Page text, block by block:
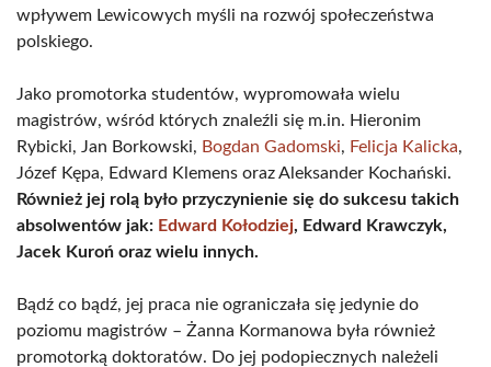
wpływem Lewicowych myśli na rozwój społeczeństwa
polskiego.
Jako promotorka studentów, wypromowała wielu
magistrów, wśród których znaleźli się m.in. Hieronim
Rybicki, Jan Borkowski, Bogdan Gadomski, Felicja Kalicka,
Józef Kępa, Edward Klemens oraz Aleksander Kochański.
Również jej rolą było przyczynienie się do sukcesu takich
absolwentów jak: Edward Kołodziej, Edward Krawczyk,
Jacek Kuroń oraz wielu innych.
Bądź co bądź, jej praca nie ograniczała się jedynie do
poziomu magistrów – Żanna Kormanowa była również
promotorką doktoratów. Do jej podopiecznych należeli